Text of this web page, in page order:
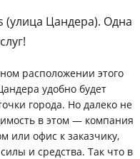
Цандера). Одна
расположении этого
удобно будет
города. Но далеко не
в этом — компания
или офис к заказчику,
и средства. Так что в